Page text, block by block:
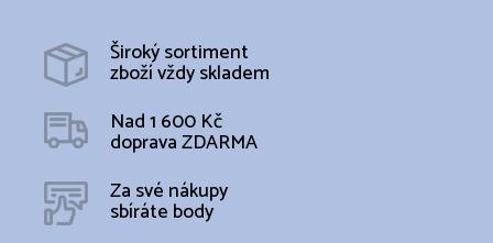
Široký sortiment
zboží vždy skladem
Nad 1 600 Kč
doprava ZDARMA
Za své nákupy
sbíráte body